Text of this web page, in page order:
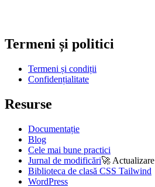
Termeni și politici
Termeni și condiții
Confidențialitate
Resurse
Documentație
Blog
Cele mai bune practici
Jurnal de modificări🚀 Actualizare
Biblioteca de clasă CSS Tailwind
WordPress